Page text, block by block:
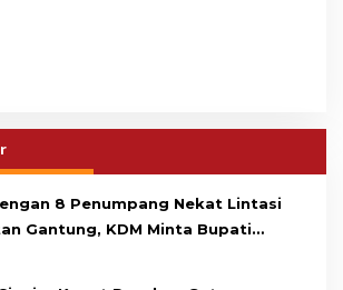
8 Penumpang Nekat Lintasi
Gantung, KDM Minta Bupati